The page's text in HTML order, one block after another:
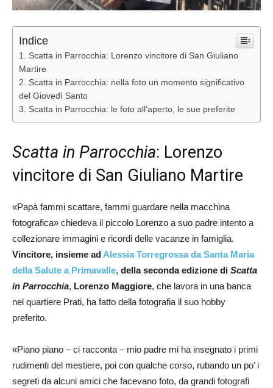
Indice
Scatta in Parrocchia: Lorenzo vincitore di San Giuliano
Martire
Scatta in Parrocchia: nella foto un momento significativo
del Giovedì Santo
Scatta in Parrocchia: le foto all’aperto, le sue preferite
Scatta in Parrocchia: Lorenzo
vincitore di San Giuliano Martire
«Papà fammi scattare, fammi guardare nella macchina
fotografica» chiedeva il piccolo Lorenzo a suo padre intento a
collezionare immagini e ricordi delle vacanze in famiglia.
Vincitore, insieme ad Alessia Torregrossa da Santa Maria
della Salute a Primavalle, della seconda edizione di Scatta
in Parrocchia, Lorenzo Maggiore, che lavora in una banca
nel quartiere Prati, ha fatto della fotografia il suo hobby
preferito.
«Piano piano – ci racconta – mio padre mi ha insegnato i primi
rudimenti del mestiere, poi con qualche corso, rubando un po’ i
segreti da alcuni amici che facevano foto, da grandi fotografi